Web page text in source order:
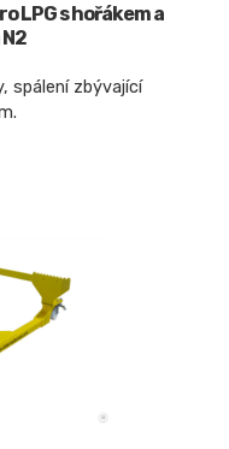
LPG s hořákem a
spálení zbývající